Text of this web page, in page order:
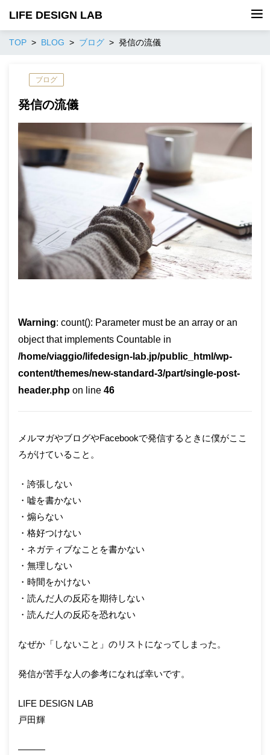
LIFE DESIGN LAB
TOP BLOG ブログ 発信の流儀
ブログ
発信の流儀
Warning: count(): Parameter must be an array or an
object that implements Countable in
/home/viaggio/lifedesign-lab.jp/public_html/wp-
content/themes/new-standard-3/part/single-post-
header.php on line 46
メルマガやブログやFacebookで発信するときに僕がここ
ろがけていること。
・誇張しない
・嘘を書かない
・煽らない
・格好つけない
・ネガティブなことを書かない
・無理しない
・時間をかけない
・読んだ人の反応を期待しない
・読んだ人の反応を恐れない
なぜか「しないこと」のリストになってしまった。
発信が苦手な人の参考になれば幸いです。
LIFE DESIGN LAB
戸田輝
———